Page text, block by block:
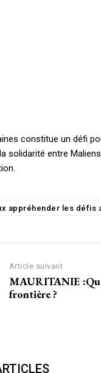
constitue un défi
entre
appréhender les
Article suivant
MAURITANIE
frontière ?